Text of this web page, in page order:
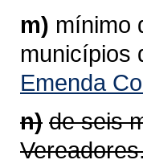
m) mínimo
municípios
Emenda
n) de seis